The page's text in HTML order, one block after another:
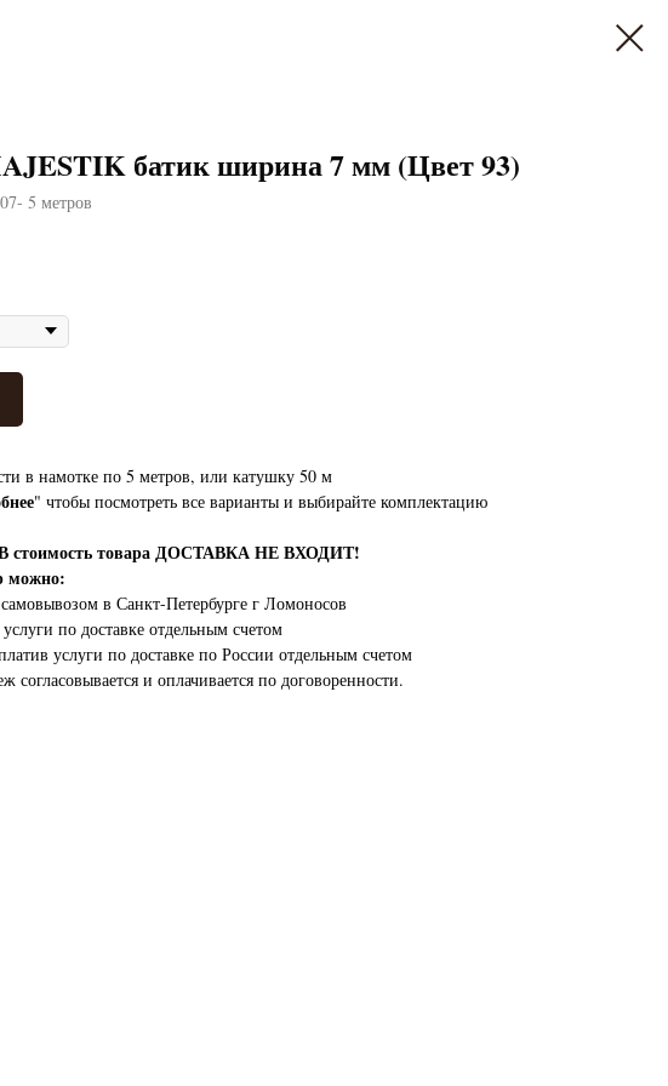
батик ширина 7 мм (Цвет 93)
5 метров
в намотке по 5 метров, или катушку 50 м
" чтобы посмотреть все варианты и выбирайте комплектацию
стоимость товара ДОСТАВКА НЕ ВХОДИТ!
можно:
самовывозом в Санкт-Петербурге г Ломоносов
по доставке отдельным счетом
услуги по доставке по России отдельным счетом
согласовывается и оплачивается по договоренности.